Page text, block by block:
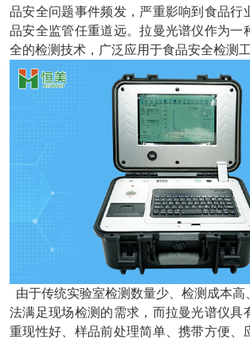
品安全问题事件频发，严重影响到食品行
品安全监管任重道远。拉曼光谱仪作为一
全的检测技术，广泛应用于食品安全检测工
由于传统实验室检测数量少、检测成本高
法满足现场检测的需求，而拉曼光谱仪具
重现性好、样品前处理简单、携带方便、